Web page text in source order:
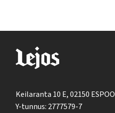
Keilaranta 10 E, 02150 ESPOO
Y-tunnus: 2777579-7